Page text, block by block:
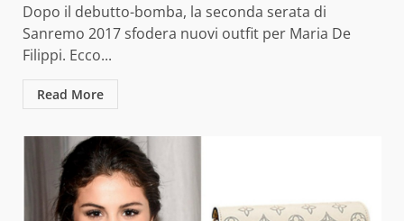
Dopo il debutto-bomba, la seconda serata di
Sanremo 2017 sfodera nuovi outfit per Maria De
Filippi. Ecco...
Read More